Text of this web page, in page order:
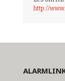
http://